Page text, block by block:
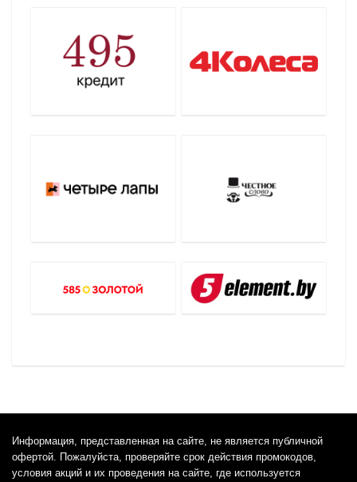
Информация, представленная на сайте, не является публичной
офертой. Пожалуйста, проверяйте срок действия промокодов,
условия акций и их проведения на сайте, где используется